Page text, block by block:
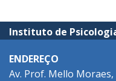
Instituto de
ENDEREÇO
Av. Prof. Mello Moraes,